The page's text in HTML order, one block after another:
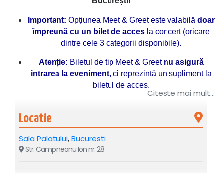
Important: Opțiunea Meet & Greet este valabilă doar
împreună cu un bilet de acces la concert (oricare
dintre cele 3 categorii disponibile).
Atenție: Biletul de tip Meet & Greet nu asigură
intrarea la eveniment, ci reprezintă un supliment la
biletul de acces.
Citeste mai mult...
Locatie
Sala Palatului,Bucuresti
Str. Campineanu Ion nr. 28